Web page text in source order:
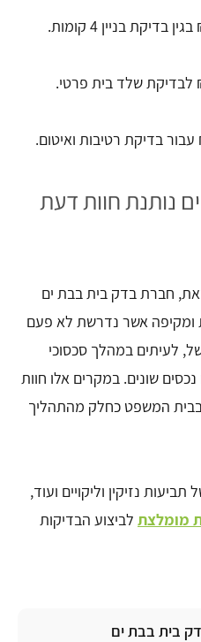
נותנת חוות דעת
חברת בדק בית בבת ים
ומקיפה אשר נדרשת לא פעם
לעיתים במהלך סכסוכי
שונים. במקרים אלו חוות
המשפט כחלק מהתהליך
נזיקין וליקויים ועוד,
מומלצת לביצוע הבדיקות
בית בבת ים